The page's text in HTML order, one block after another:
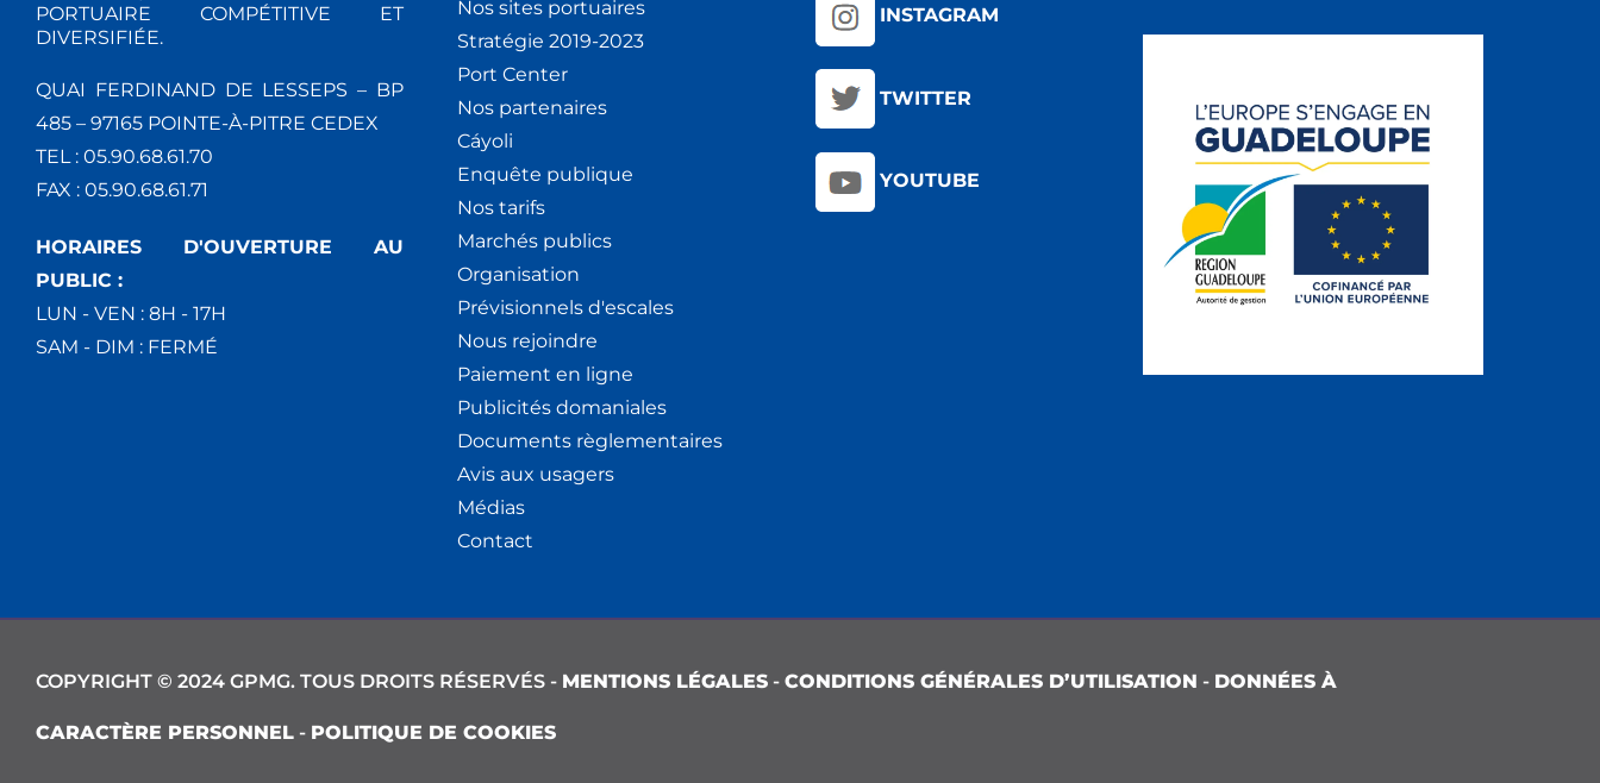
PORTUAIRE COMPÉTITIVE ET
DIVERSIFIÉE.
QUAI FERDINAND DE LESSEPS – BP
485 – 97165 POINTE-À-PITRE CEDEX
TEL : 05.90.68.61.70
FAX : 05.90.68.61.71
HORAIRES D'OUVERTURE AU
PUBLIC :
LUN - VEN : 8H - 17H
SAM - DIM : FERMÉ
Nos sites portuaires
Stratégie 2019-2023
Port Center
Nos partenaires
Cáyoli
Enquête publique
Nos tarifs
Marchés publics
Organisation
Prévisionnels d'escales
Nous rejoindre
Paiement en ligne
Publicités domaniales
Documents règlementaires
Avis aux usagers
Médias
Contact
INSTAGRAM
TWITTER
YOUTUBE
COPYRIGHT © 2024 GPMG. TOUS DROITS RÉSERVÉS - MENTIONS LÉGALES - CONDITIONS GÉNÉRALES D’UTILISATION - DONNÉES À
CARACTÈRE PERSONNEL - POLITIQUE DE COOKIES